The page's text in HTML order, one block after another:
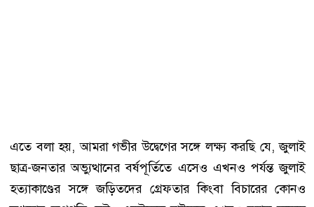
এতে বলা হয়, আমরা গভীর উদ্বেগের সঙ্গে লক্ষ্য করছি যে, জুলাই
ছাত্র-জনতার অভ্যুত্থানের বর্ষপূর্তিতে এসেও এখনও পর্যন্ত জুলাই
হত্যাকাণ্ডের সঙ্গে জড়িতদের গ্রেফতার কিংবা বিচারের কোনও